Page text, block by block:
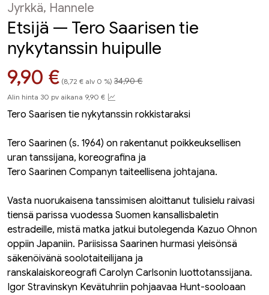
Jyrkkä, Hannele
Etsijä — Tero Saarisen tie
nykytanssin huipulle
Hinta nyt
9,90 € (8,72 € alv 0 %) 34,90 €
Alin hinta 30 pv aikana 9,90 €
Tero Saarisen tie nykytanssin rokkistaraksi
Tero Saarinen (s. 1964) on rakentanut poikkeuksellisen
uran tanssijana, koreografina ja
Tero Saarinen Companyn taiteellisena johtajana.
Vasta nuorukaisena tanssimisen aloittanut tulisielu raivasi
tiensä parissa vuodessa Suomen kansallisbaletin
estradeille, mistä matka jatkui butolegenda Kazuo Ohnon
oppiin Japaniin. Pariisissa Saarinen hurmasi yleisönsä
säkenöivänä soolotaiteilijana ja
ranskalaiskoreografi Carolyn Carlsonin luottotanssijana.
Igor Stravinskyn Kevätuhriin pohjaavaa Hunt-sooloaan